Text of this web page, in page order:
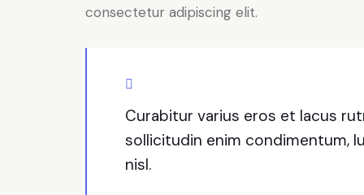
consectetur adipiscing elit.
Curabitur varius eros et lacus
sollicitudin enim condimentum,
nisl.